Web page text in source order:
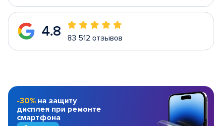
4.8 83 512 отзывов
-30% на защиту
дисплея при ремонте
смартфона